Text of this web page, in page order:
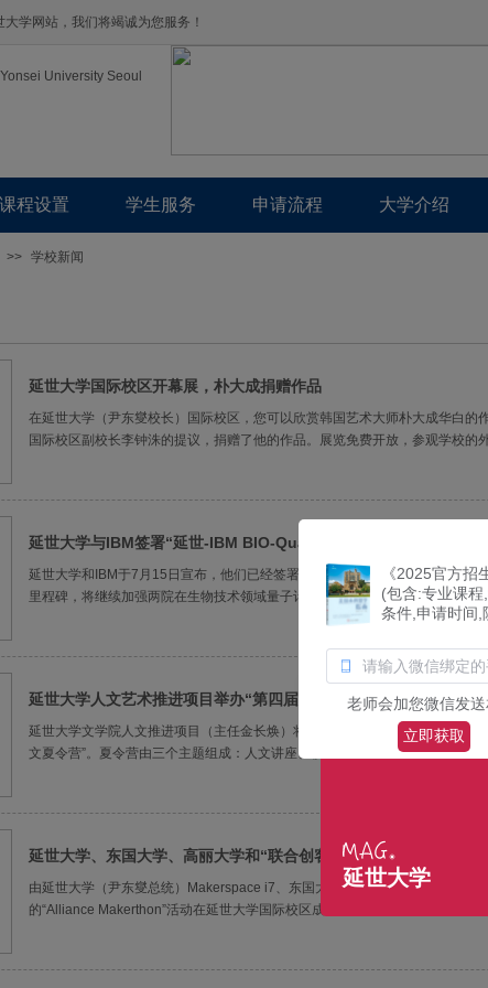
学网站，我们将竭诚为您服务！
课程设置 学生服务 申请流程 大学介绍
>> 学校新闻
延世大学国际校区开幕展，朴大成捐赠作品
在延世大学（尹东燮校长）国际校区，您可以欣赏韩国艺术大师朴大成华白的
国际校区副校长李钟洙的提议，捐赠了他的作品。展览免费开放，参观学校的
延世大学与IBM签署“延世-IBM BIO-Quantum计划”协议
延世大学和IBM于7月15日宣布，他们已经签署了延世-IBM BIO-Quantum计划
里程碑，将继续加强两院在生物技术领域量子计算研发方面的合作。协议的主
延世大学人文艺术推进项目举办“第四届延世人文夏令营”
延世大学文学院人文推进项目（主任金长焕）将于下个月5日、7日、9日为中
文夏令营”。夏令营由三个主题组成：人文讲座、校园参观和征文比赛。通过各种
延世大学、东国大学、高丽大学和“联合创客马拉松”圆满结束
由延世大学（尹东燮总统）Makerspace i7、东国大学（尹在雄总统）E²GEE
的“Alliance Makerthon”活动在延世大学国际校区成功举办。从每所大学选出的9
《2025官方招
(包含:专业课
条件,申请时间,
老师会加您微信发
立即获取
延世大学